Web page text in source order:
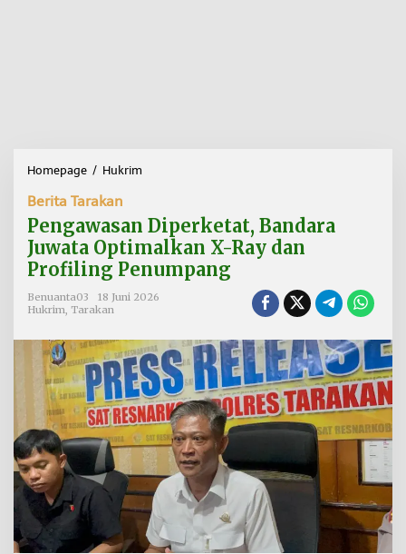
Homepage / Hukrim
g
a
w
a
a
i
p
e
r
k
t
a
t
,
B
a
n
Berita Tarakan
Pengawasan Diperketat, Bandara
Juwata Optimalkan X-Ray dan
Profiling Penumpang
Benuanta03
18 Juni 2026
Hukrim Tarakan